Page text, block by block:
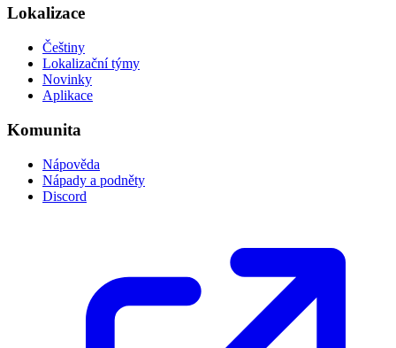
Lokalizace
Češtiny
Lokalizační týmy
Novinky
Aplikace
Komunita
Nápověda
Nápady a podněty
Discord